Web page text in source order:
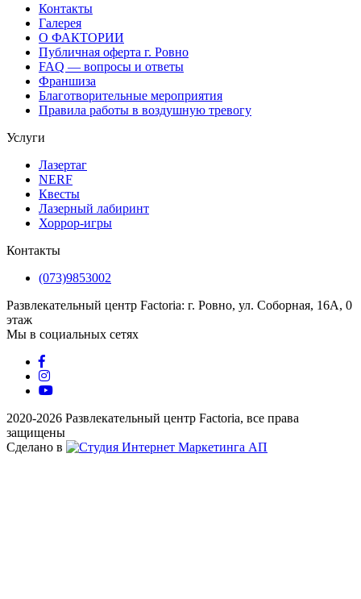
Контакты
Галерея
О ФАКТОРИИ
Публичная оферта г. Ровно
FAQ — вопросы и ответы
Франшиза
Благотворительные мероприятия
Правила работы в воздушную тревогу
Услуги
Лазертаг
NERF
Квесты
Лазерный лабиринт
Хоррор-игры
Контакты
(073)9853002
Развлекательный центр Factoria: г. Ровно, ул. Соборная, 16А, 0
этаж
Мы в социальных сетях
2020-2026 Развлекательный центр Factoria, все права
защищены
Сделано в